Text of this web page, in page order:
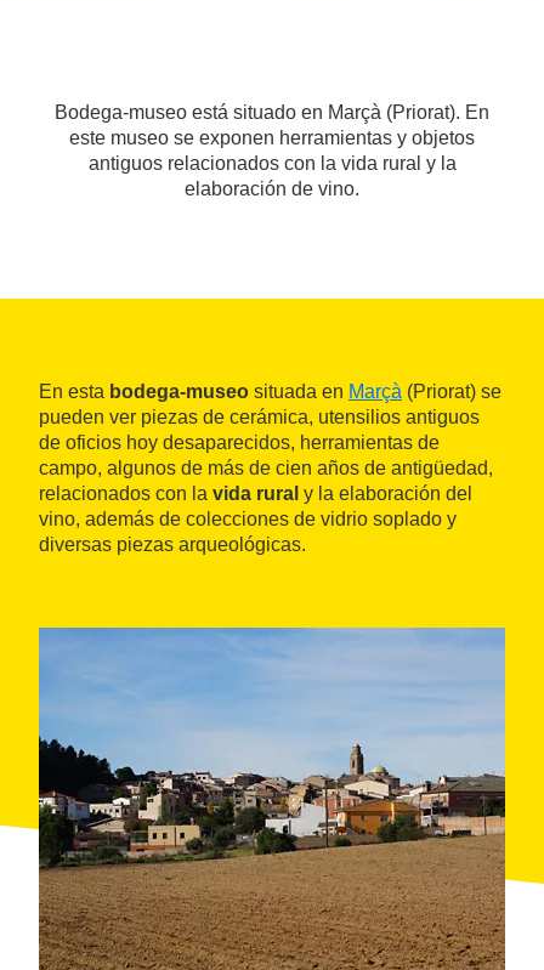
Bodega-museo está situado en Marçà (Priorat). En
este museo se exponen herramientas y objetos
antiguos relacionados con la vida rural y la
elaboración de vino.
En esta bodega-museo situada en Marçà (Priorat) se
pueden ver piezas de cerámica, utensilios antiguos
de oficios hoy desaparecidos, herramientas de
campo, algunos de más de cien años de antigüedad,
relacionados con la vida rural y la elaboración del
vino, además de colecciones de vidrio soplado y
diversas piezas arqueológicas.